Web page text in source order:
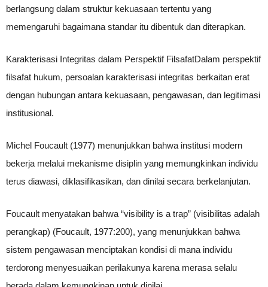
berlangsung dalam struktur kekuasaan tertentu yang
memengaruhi bagaimana standar itu dibentuk dan diterapkan.
Karakterisasi Integritas dalam Perspektif FilsafatDalam perspektif
filsafat hukum, persoalan karakterisasi integritas berkaitan erat
dengan hubungan antara kekuasaan, pengawasan, dan legitimasi
institusional.
Michel Foucault (1977) menunjukkan bahwa institusi modern
bekerja melalui mekanisme disiplin yang memungkinkan individu
terus diawasi, diklasifikasikan, dan dinilai secara berkelanjutan.
Foucault menyatakan bahwa “visibility is a trap” (visibilitas adalah
perangkap) (Foucault, 1977:200), yang menunjukkan bahwa
sistem pengawasan menciptakan kondisi di mana individu
terdorong menyesuaikan perilakunya karena merasa selalu